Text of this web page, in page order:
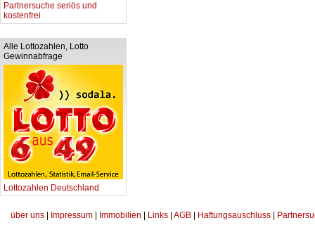
Partnersuche seriös und
kostenfrei
Alle Lottozahlen, Lotto
Gewinnabfrage
Lottozahlen Deutschland
über uns Impressum Immobilien Links AGB Haftungsauschluss